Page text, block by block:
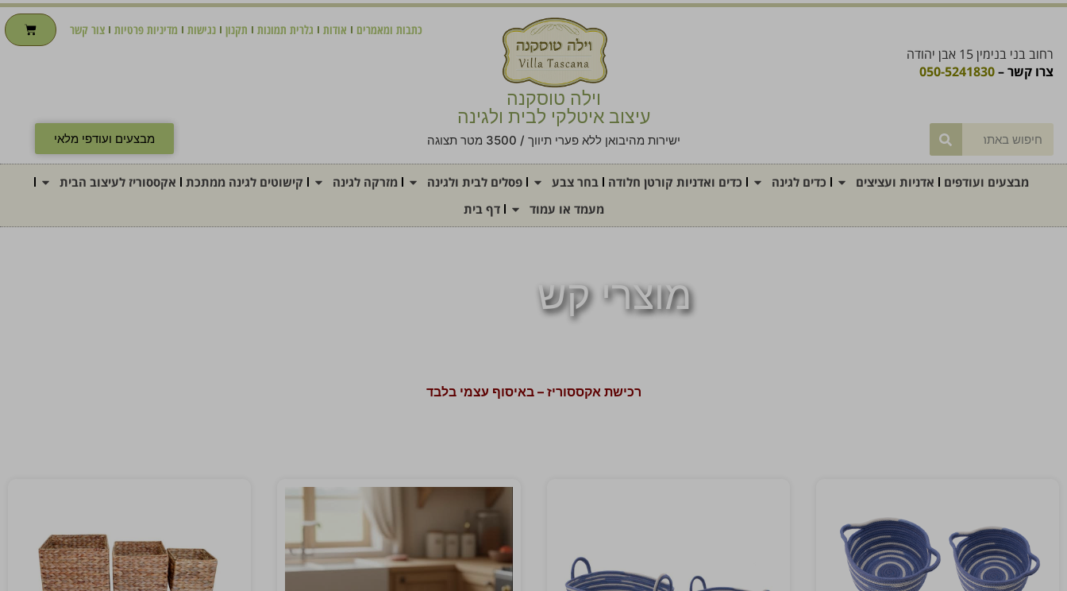
רחוב בני בנימין 15 אבן יהודה
צרו קשר –050-5241830
כתבות ומאמרים אודות גלרית תמונות תקנון נגישות מדיניות פרטיות צור קשר
וילה טוסקנה
עיצוב איטלקי לבית ולגינה
ישירות מהיבואן ללא פערי תיווך / 3500 מטר תצוגה מבצעים ועודפי מלאי
מבצעים ועודפים אדניות ועציצים כדים לגינה כדים ואדניות קורטן חלודה בחר צבע פסלים לבית ולגינה מזרקה לגינה קישוטים לגינה ממתכת
אקססוריז לעיצוב הבית
מעמד או עמוד
דף בית
מוצרי קש
רכישת אקססוריז – באיסוף עצמי בלבד